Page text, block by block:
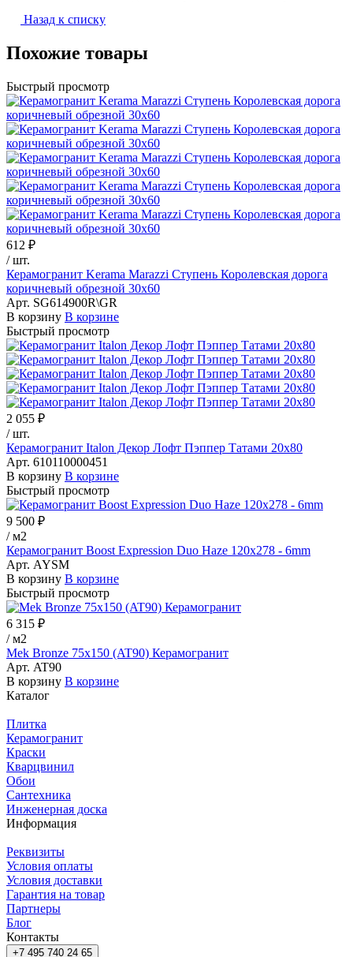
Назад к списку
Похожие товары
Быстрый просмотр
612 ₽
/ шт.
Керамогранит Kerama Marazzi Ступень Королевская дорога
коричневый обрезной 30х60
Арт. SG614900R\GR
В корзину В корзине
Быстрый просмотр
2 055 ₽
/ шт.
Керамогранит Italon Декор Лофт Пэппер Татами 20х80
Арт. 610110000451
В корзину В корзине
Быстрый просмотр
9 500 ₽
/ м2
Керамогранит Boost Expression Duo Haze 120x278 - 6mm
Арт. AYSM
В корзину В корзине
Быстрый просмотр
6 315 ₽
/ м2
Mek Bronze 75x150 (AT90) Керамогранит
Арт. AT90
В корзину В корзине
Каталог
Плитка
Керамогранит
Краски
Кварцвинил
Обои
Сантехника
Инженерная доска
Информация
Реквизиты
Условия оплаты
Условия доставки
Гарантия на товар
Партнеры
Блог
Контакты
+7 495 740 24 65